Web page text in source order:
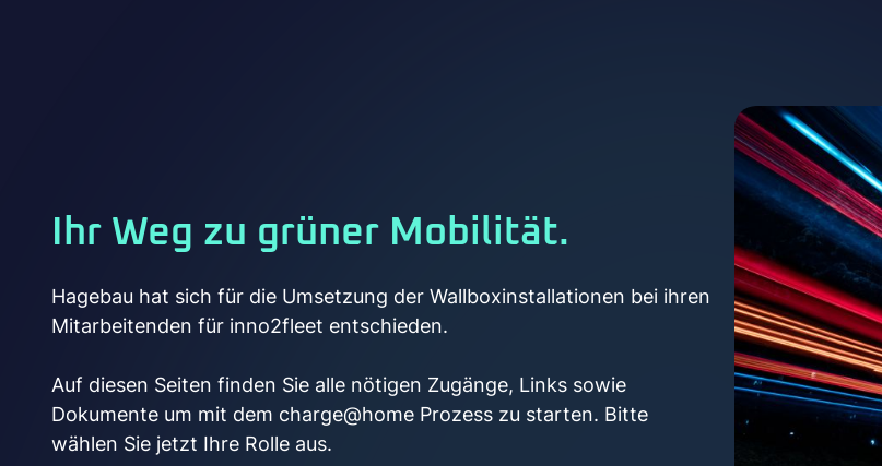
Ihr Weg zu grüner Mobilität.
Hagebau hat sich für die Umsetzung der Wallboxinstallationen bei ihren
Mitarbeitenden für inno2fleet entschieden.
Auf diesen Seiten finden Sie alle nötigen Zugänge, Links sowie
Dokumente um mit dem charge@home Prozess zu starten. Bitte
wählen Sie jetzt Ihre Rolle aus.